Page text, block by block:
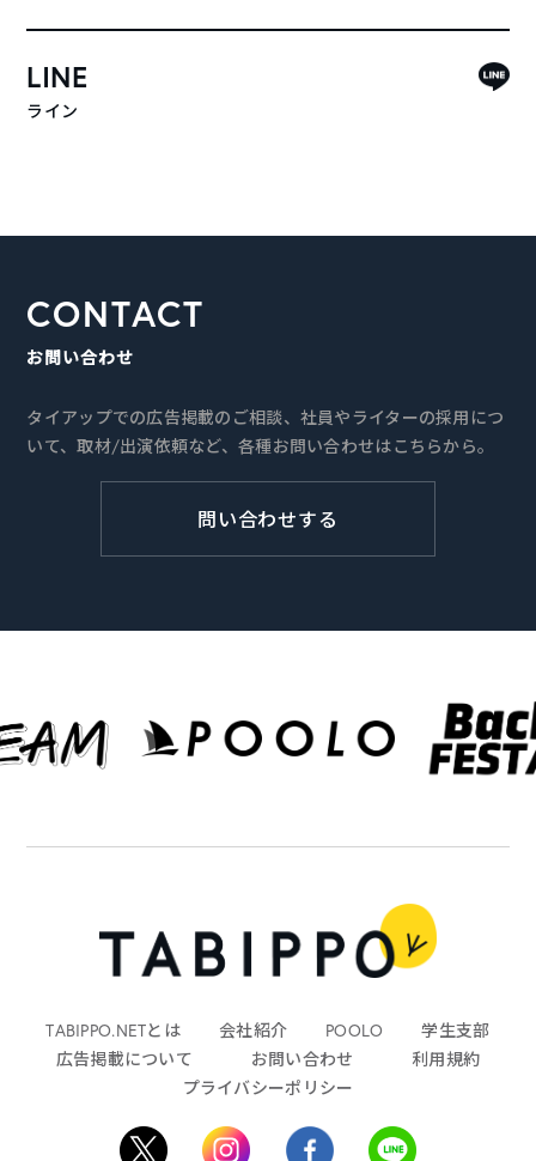
LINE
ライン
CONTACT
お問い合わせ
タイアップでの広告掲載のご相談、社員やライターの採用につ
いて、取材/出演依頼など、各種お問い合わせはこちらから。
問い合わせする
TABIPPO.NETとは 会社紹介 POOLO
学生支部
広告掲載について
お問い合わせ
利用規約
プライバシーポリシー